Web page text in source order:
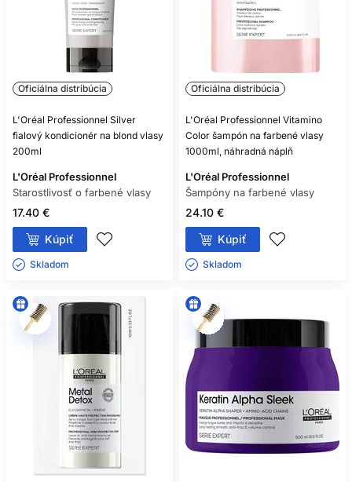
Oficiálna distribúcia
L'Oréal Professionnel Silver
fialový kondicionér na blond vlasy
200ml
L'Oréal Professionnel
Starostlivosť o farbené vlasy
17.40 €
Kúpiť
Skladom ㅤ
Oficiálna distribúcia
L'Oréal Professionnel Vitamino
Color šampón na farbené vlasy
1000ml, náhradná náplň
L'Oréal Professionnel
Šampóny na farbené vlasy
24.10 €
Kúpiť
Skladom ㅤ